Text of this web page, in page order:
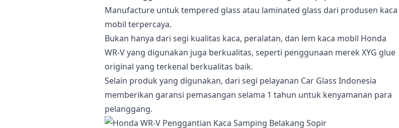
Manufacture untuk tempered glass atau laminated glass dari produsen kaca
mobil terpercaya.
Bukan hanya dari segi kualitas kaca, peralatan, dan lem kaca mobil Honda
WR-V yang digunakan juga berkualitas, seperti penggunaan merek XYG glue
original yang terkenal berkualitas baik.
Selain produk yang digunakan, dari segi pelayanan Car Glass Indonesia
memberikan garansi pemasangan selama 1 tahun untuk kenyamanan para
pelanggang.